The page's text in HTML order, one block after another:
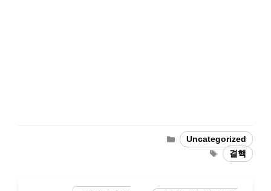
Categories
Uncategorized
Tags결핵